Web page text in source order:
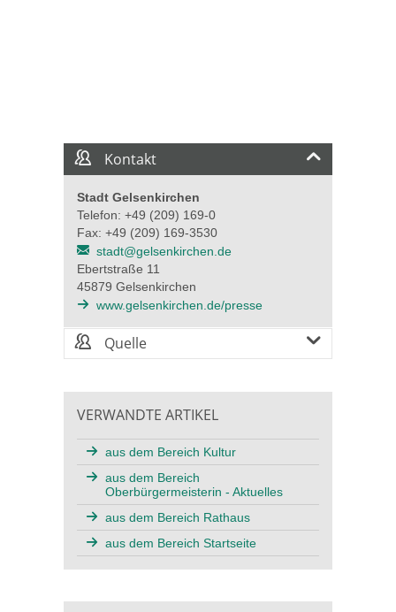
Kontakt
Stadt Gelsenkirchen
Telefon: +49 (209) 169-0
Fax: +49 (209) 169-3530
stadt@gelsenkirchen.de
Ebertstraße 11
45879 Gelsenkirchen
www.gelsenkirchen.de/presse
Quelle
VERWANDTE ARTIKEL
aus dem Bereich Kultur
aus dem Bereich
Oberbürgermeisterin - Aktuelles
aus dem Bereich Rathaus
aus dem Bereich Startseite